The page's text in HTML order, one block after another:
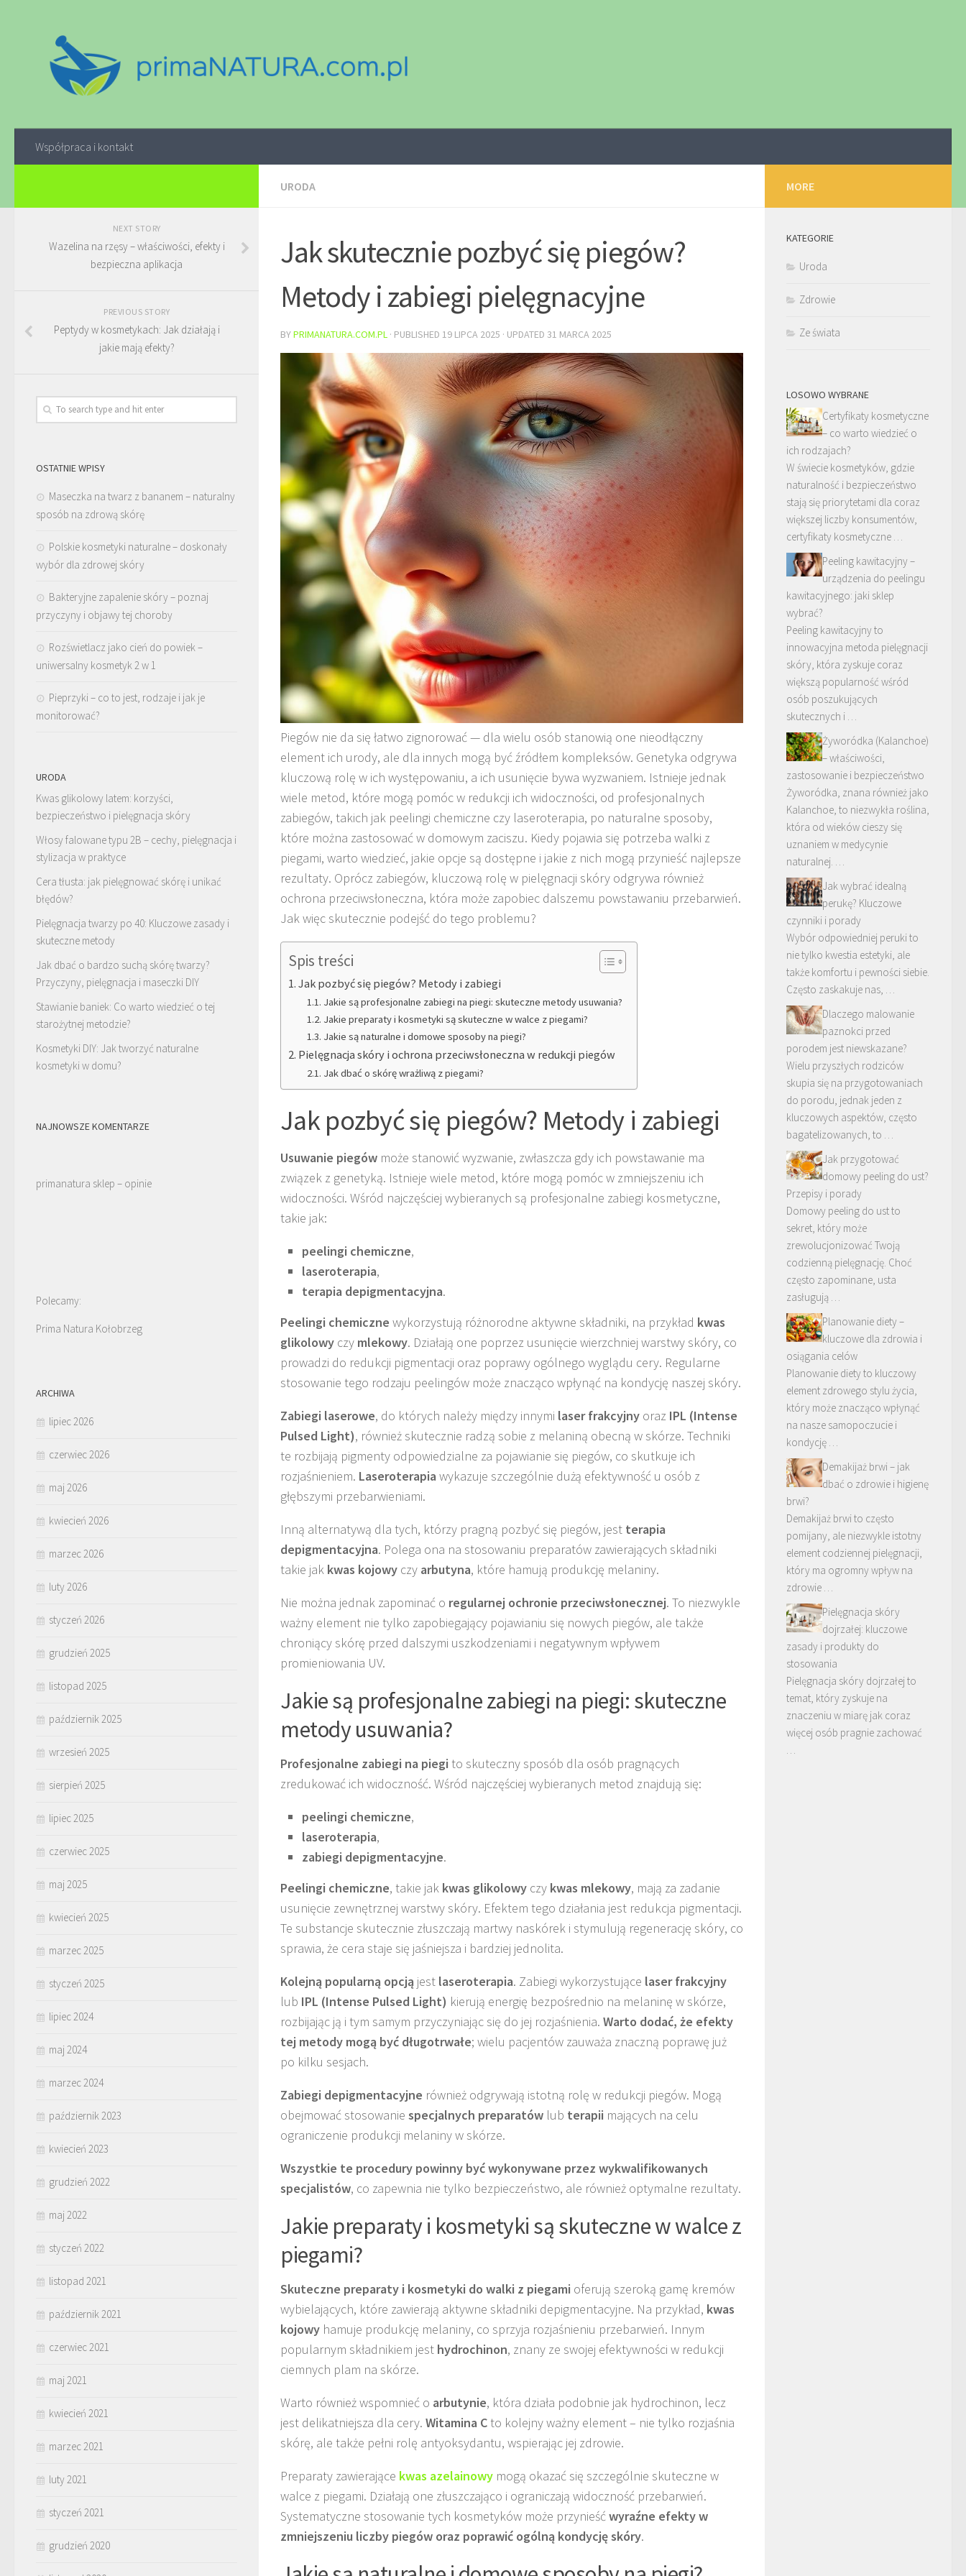
Współpraca i kontakt
URODA
Jak skutecznie pozbyć się piegów?
Metody i zabiegi pielęgnacyjne
BYPRIMANATURA.COM.PL · PUBLISHED 19 LIPCA 2025 · UPDATED 31 MARCA 2025
Piegów nie da się łatwo zignorować — dla wielu osób stanowią one nieodłączny
element ich urody, ale dla innych mogą być źródłem kompleksów. Genetyka odgrywa
kluczową rolę w ich występowaniu, a ich usunięcie bywa wyzwaniem. Istnieje jednak
wiele metod, które mogą pomóc w redukcji ich widoczności, od profesjonalnych
zabiegów, takich jak peelingi chemiczne czy laseroterapia, po naturalne sposoby,
które można zastosować w domowym zaciszu. Kiedy pojawia się potrzeba walki z
piegami, warto wiedzieć, jakie opcje są dostępne i jakie z nich mogą przynieść najlepsze
rezultaty. Oprócz zabiegów, kluczową rolę w pielęgnacji skóry odgrywa również
ochrona przeciwsłoneczna, która może zapobiec dalszemu powstawaniu przebarwień.
Jak więc skutecznie podejść do tego problemu?
Spis treści
Jak pozbyć się piegów? Metody i zabiegi
Jakie są profesjonalne zabiegi na piegi: skuteczne metody usuwania?
Jakie preparaty i kosmetyki są skuteczne w walce z piegami?
Jakie są naturalne i domowe sposoby na piegi?
Pielęgnacja skóry i ochrona przeciwsłoneczna w redukcji piegów
Jak dbać o skórę wrażliwą z piegami?
Jak pozbyć się piegów? Metody i zabiegi
Usuwanie piegów może stanowić wyzwanie, zwłaszcza gdy ich powstawanie ma
związek z genetyką. Istnieje wiele metod, które mogą pomóc w zmniejszeniu ich
widoczności. Wśród najczęściej wybieranych są profesjonalne zabiegi kosmetyczne,
takie jak:
peelingi chemiczne,
laseroterapia,
terapia depigmentacyjna.
Peelingi chemiczne wykorzystują różnorodne aktywne składniki, na przykład kwas
glikolowy czy mlekowy. Działają one poprzez usunięcie wierzchniej warstwy skóry, co
prowadzi do redukcji pigmentacji oraz poprawy ogólnego wyglądu cery. Regularne
stosowanie tego rodzaju peelingów może znacząco wpłynąć na kondycję naszej skóry.
Zabiegi laserowe, do których należy między innymi laser frakcyjny oraz IPL (Intense
Pulsed Light), również skutecznie radzą sobie z melaniną obecną w skórze. Techniki
te rozbijają pigmenty odpowiedzialne za pojawianie się piegów, co skutkuje ich
rozjaśnieniem. Laseroterapia wykazuje szczególnie dużą efektywność u osób z
głębszymi przebarwieniami.
Inną alternatywą dla tych, którzy pragną pozbyć się piegów, jest terapia
depigmentacyjna. Polega ona na stosowaniu preparatów zawierających składniki
takie jak kwas kojowy czy arbutyna, które hamują produkcję melaniny.
Nie można jednak zapominać o regularnej ochronie przeciwsłonecznej. To niezwykle
ważny element nie tylko zapobiegający pojawianiu się nowych piegów, ale także
chroniący skórę przed dalszymi uszkodzeniami i negatywnym wpływem
promieniowania UV.
Jakie są profesjonalne zabiegi na piegi: skuteczne
metody usuwania?
Profesjonalne zabiegi na piegi to skuteczny sposób dla osób pragnących
zredukować ich widoczność. Wśród najczęściej wybieranych metod znajdują się:
peelingi chemiczne,
laseroterapia,
zabiegi depigmentacyjne.
Peelingi chemiczne, takie jak kwas glikolowy czy kwas mlekowy, mają za zadanie
usunięcie zewnętrznej warstwy skóry. Efektem tego działania jest redukcja pigmentacji.
Te substancje skutecznie złuszczają martwy naskórek i stymulują regenerację skóry, co
sprawia, że cera staje się jaśniejsza i bardziej jednolita.
Kolejną popularną opcją jest laseroterapia. Zabiegi wykorzystujące laser frakcyjny
lub IPL (Intense Pulsed Light) kierują energię bezpośrednio na melaninę w skórze,
rozbijając ją i tym samym przyczyniając się do jej rozjaśnienia. Warto dodać, że efekty
tej metody mogą być długotrwałe; wielu pacjentów zauważa znaczną poprawę już
po kilku sesjach.
Zabiegi depigmentacyjne również odgrywają istotną rolę w redukcji piegów. Mogą
obejmować stosowanie specjalnych preparatów lub terapii mających na celu
ograniczenie produkcji melaniny w skórze.
Wszystkie te procedury powinny być wykonywane przez wykwalifikowanych
specjalistów, co zapewnia nie tylko bezpieczeństwo, ale również optymalne rezultaty.
Jakie preparaty i kosmetyki są skuteczne w walce z
piegami?
Skuteczne preparaty i kosmetyki do walki z piegami oferują szeroką gamę kremów
wybielających, które zawierają aktywne składniki depigmentacyjne. Na przykład, kwas
kojowy hamuje produkcję melaniny, co sprzyja rozjaśnieniu przebarwień. Innym
popularnym składnikiem jest hydrochinon, znany ze swojej efektywności w redukcji
ciemnych plam na skórze.
Warto również wspomnieć o arbutynie, która działa podobnie jak hydrochinon, lecz
jest delikatniejsza dla cery. Witamina Cto kolejny ważny element – nie tylko rozjaśnia
skórę, ale także pełni rolę antyoksydantu, wspierając jej zdrowie.
Preparaty zawierające kwas azelainowy mogą okazać się szczególnie skuteczne w
walce z piegami. Działają one złuszczająco i ograniczają widoczność przebarwień.
Systematyczne stosowanie tych kosmetyków może przynieśćwyraźne efekty w
zmniejszeniu liczby piegów oraz poprawić ogólną kondycję skóry.
NEXT STORY
Wazelina na rzęsy – właściwości, efekty i
bezpieczna aplikacja
PREVIOUS STORY
Peptydy w kosmetykach: Jak działają i
jakie mają efekty?
OSTATNIE WPISY
Maseczka na twarz z bananem – naturalny
sposób na zdrową skórę
Polskie kosmetyki naturalne – doskonały
wybór dla zdrowej skóry
Bakteryjne zapalenie skóry – poznaj
przyczyny i objawy tej choroby
Rozświetlacz jako cień do powiek –
uniwersalny kosmetyk 2 w 1
Pieprzyki – co to jest, rodzaje i jak je
monitorować?
URODA
Kwas glikolowy latem: korzyści,
bezpieczeństwo i pielęgnacja skóry
Włosy falowane typu 2B – cechy, pielęgnacja i
stylizacja w praktyce
Cera tłusta: jak pielęgnować skórę i unikać
błędów?
Pielęgnacja twarzy po 40: Kluczowe zasady i
skuteczne metody
Jak dbać o bardzo suchą skórę twarzy?
Przyczyny, pielęgnacja i maseczki DIY
Stawianie baniek: Co warto wiedzieć o tej
starożytnej metodzie?
Kosmetyki DIY: Jak tworzyć naturalne
kosmetyki w domu?
NAJNOWSZE KOMENTARZE
primanatura sklep – opinie
Polecamy:
Prima Natura Kołobrzeg
ARCHIWA
lipiec 2026
czerwiec 2026
maj 2026
kwiecień 2026
marzec 2026
luty 2026
styczeń 2026
grudzień 2025
listopad 2025
październik 2025
wrzesień 2025
sierpień 2025
lipiec 2025
czerwiec 2025
maj 2025
kwiecień 2025
marzec 2025
styczeń 2025
lipiec 2024
maj 2024
marzec 2024
październik 2023
kwiecień 2023
grudzień 2022
maj 2022
styczeń 2022
listopad 2021
październik 2021
czerwiec 2021
maj 2021
kwiecień 2021
marzec 2021
luty 2021
styczeń 2021
grudzień 2020
MORE
KATEGORIE
Uroda
Zdrowie
Ze świata
LOSOWO WYBRANE
Certyfikaty kosmetyczne
– co warto wiedzieć o
ich rodzajach?
W świecie kosmetyków, gdzie
naturalność i bezpieczeństwo
stają się priorytetami dla coraz
większej liczby konsumentów,
certyfikaty kosmetyczne …
Peeling kawitacyjny –
urządzenia do peelingu
kawitacyjnego: jaki sklep
wybrać?
Peeling kawitacyjny to
innowacyjna metoda pielęgnacji
skóry, która zyskuje coraz
większą popularność wśród
osób poszukujących
skutecznych i …
Żyworódka (Kalanchoe)
– właściwości,
zastosowanie i bezpieczeństwo
Żyworódka, znana również jako
Kalanchoe, to niezwykła roślina,
która od wieków cieszy się
uznaniem w medycynie
naturalnej. …
Jak wybrać idealną
perukę? Kluczowe
czynniki i porady
Wybór odpowiedniej peruki to
nie tylko kwestia estetyki, ale
także komfortu i pewności siebie.
Często zaskakuje nas, …
Dlaczego malowanie
paznokci przed
porodem jest niewskazane?
Wielu przyszłych rodziców
skupia się na przygotowaniach
do porodu, jednak jeden z
kluczowych aspektów, często
bagatelizowanych, to …
Jak przygotować
domowy peeling do ust?
Przepisy i porady
Domowy peeling do ust to
sekret, który może
zrewolucjonizować Twoją
codzienną pielęgnację. Choć
często zapominane, usta
zasługują …
Planowanie diety –
kluczowe dla zdrowia i
osiągania celów
Planowanie diety to kluczowy
element zdrowego stylu życia,
który może znacząco wpłynąć
na nasze samopoczucie i
kondycję …
Demakijaż brwi – jak
dbać o zdrowie i higienę
brwi?
Demakijaż brwi to często
pomijany, ale niezwykle istotny
element codziennej pielęgnacji,
który ma ogromny wpływ na
zdrowie …
Pielęgnacja skóry
dojrzałej: kluczowe
zasady i produkty do
stosowania
Pielęgnacja skóry dojrzałej to
temat, który zyskuje na
znaczeniu w miarę jak coraz
więcej osób pragnie zachować
…